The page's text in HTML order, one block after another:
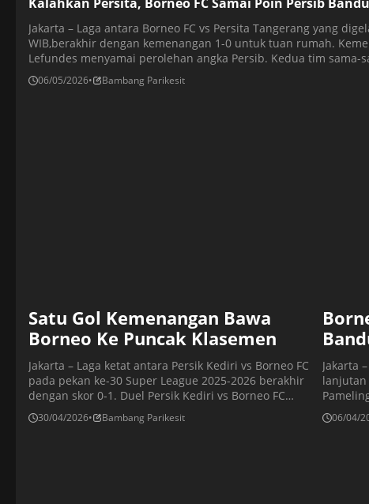
Jakarta – Laga antara Borneo FC vs Persita Tangerang yang
WIB,berakhir dengan kemenangan 1-0 untuk tuan rumah.
Lefundes menyamai perolehan angka Persib. Kedua tim
unggul rekor head-to-head. Di sisi lain, Persita menetap pada
06/05/2026• Bambang Parikesit
Satu Gol Kemenangan Bawa
Borneo Ke Puncak Klasemen
Jakarta – Laga ketat antara Persik Kediri vs Borneo FC
pada pekan ke-30 Super League 2025-2026 berakhir
dengan skor 0-1. Duel Persik Kediri vs Borneo FC
berlangsung di Stadion Brawijaya, Rabu (29/4/2026)
sore WIB. Koldo Obieta menjadi pahlawan bagi Borneo
30/04/2026• Bambang Parikesit
Jakarta
lanjutan
3.
pada
06/04/